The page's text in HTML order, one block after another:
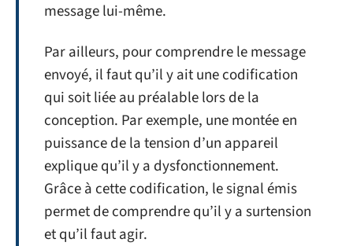
message lui-même.
Par ailleurs, pour comprendre le message
envoyé, il faut qu’il y ait une codification
qui soit liée au préalable lors de la
conception. Par exemple, une montée en
puissance de la tension d’un appareil
explique qu’il y a dysfonctionnement.
Grâce à cette codification, le signal émis
permet de comprendre qu’il y a surtension
et qu’il faut agir.